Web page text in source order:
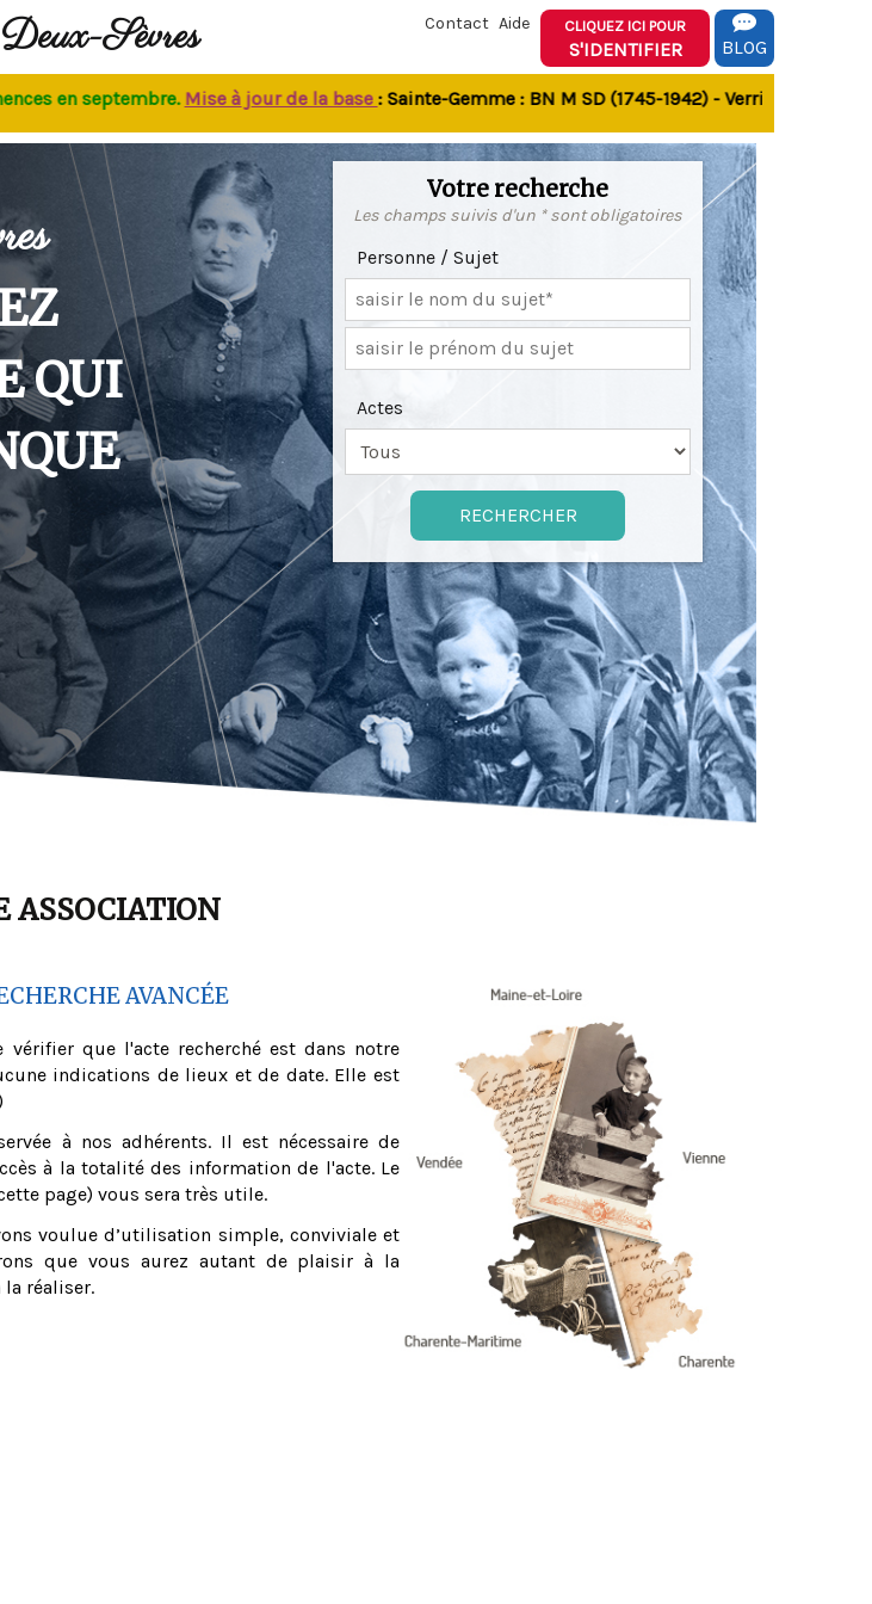
Deux-Sèvres Contact Aide CLIQUEZ ICI POUR
S'IDENTIFIER BLOG
en septembre.Mise à jour de la base: Sainte-Gemme : BN M SD (1745-1942) - Verrines-sous-
QUI
Votre recherche
Les champs suivis d'un * sont obligatoires
Personne / Sujet
Actes
ASSOCIATION
AVANCÉE
vérifier que l'acte recherché est dans notre
indications de lieux et de date. Elle est
à nos adhérents. Il est nécessaire de
à la totalité des information de l'acte. Le
page) vous sera très utile.
voulue d’utilisation simple, conviviale et
que vous aurez autant de plaisir à la
la réaliser.